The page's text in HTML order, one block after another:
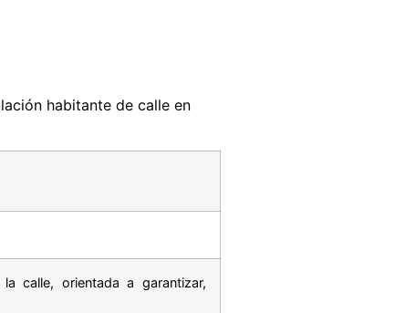
habitante de calle en
calle, orientada a garantizar,